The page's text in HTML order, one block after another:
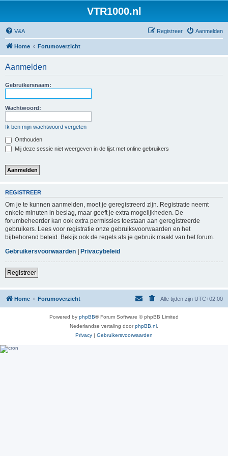
VTR1000.nl
V&A Aanmelden
Registreer
Home Forumoverzicht
Aanmelden
Gebruikersnaam:
Wachtwoord:
Ik ben mijn wachtwoord vergeten
Onthouden
Mij deze sessie niet weergeven in de lijst met online gebruikers
REGISTREER
Om je te kunnen aanmelden, moet je geregistreerd zijn. Registratie neemt
enkele minuten in beslag, maar geeft je extra mogelijkheden. De
forumbeheerder kan ook extra permissies toestaan aan geregistreerde
gebruikers. Lees voor registratie onze gebruiksvoorwaarden en het
bijbehorend beleid. Bekijk ook de regels als je gebruik maakt van het forum.
Gebruikersvoorwaarden | Privacybeleid
Registreer
Home Forumoverzicht Alle tijden zijn UTC+02:00
Powered by phpBB® Forum Software © phpBB Limited
Nederlandse vertaling doorphpBB.nl
Privacy | Gebruikersvoorwaarden